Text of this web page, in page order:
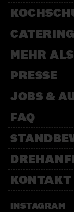
MEHR
PRESSE
JOBS &
FAQ
KONTAKT
INSTAGRAM